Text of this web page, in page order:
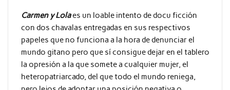
Carmen y Lolaes un loable intento de docu ficción
con dos chavalas entregadas en sus respectivos
papeles que no funciona a la hora de denunciar el
mundo gitano pero que sí consigue dejar en el tablero
la opresión a la que somete a cualquier mujer, el
heteropatriarcado, del que todo el mundo reniega,